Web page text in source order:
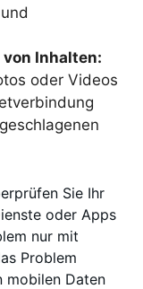
von Inhalten:
oder Videos
Sie Ihr
oder Apps
nur mit
Problem
mobilen Daten